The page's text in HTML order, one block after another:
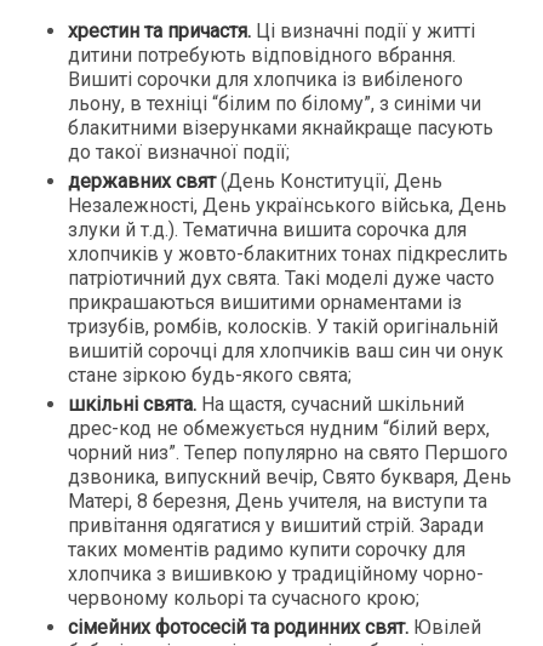
хрестин та причастя. Ці визначні події у житті
дитини потребують відповідного вбрання.
Вишиті сорочки для хлопчика із вибіленого
льону, в техніці “білим по білому”, з синіми чи
блакитними візерунками якнайкраще пасують
до такої визначної події;
державних свят(День Конституції, День
Незалежності, День українського війська, День
злуки й т.д.). Тематична вишита сорочка для
хлопчиків у жовто-блакитних тонах підкреслить
патріотичний дух свята. Такі моделі дуже часто
прикрашаються вишитими орнаментами із
тризубів, ромбів, колосків. У такій оригінальній
вишитій сорочці для хлопчиків ваш син чи онук
стане зіркою будь-якого свята;
шкільні свята. На щастя, сучасний шкільний
дрес-код не обмежується нудним “білий верх,
чорний низ”. Тепер популярно на свято Першого
дзвоника, випускний вечір, Свято букваря, День
Матері, 8 березня, День учителя, на виступи та
привітання одягатися у вишитий стрій. Заради
таких моментів радимо купити сорочку для
хлопчика з вишивкою у традиційному чорно-
червоному кольорі та сучасного крою;
сімейних фотосесій та родинних свят. Ювілей